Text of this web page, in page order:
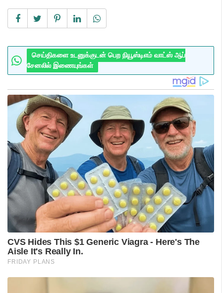
செய்திகளை உடனுக்குடன் பெற நியூஸ்டிஎம் வாட்ஸ் ஆப்
சேனலில் இணையுங்கள்